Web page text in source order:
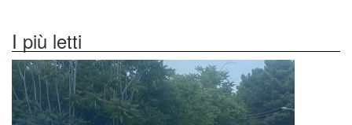
I più letti